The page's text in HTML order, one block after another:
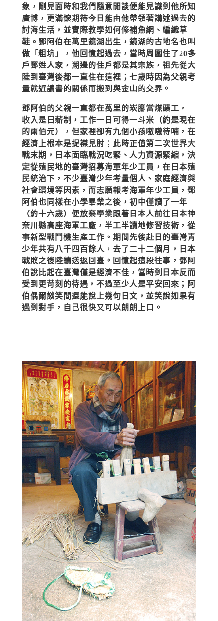
象，剛見面時和我們隨意閒談便能見識到他所知
廣博，更滿懷期待今日能由他帶領著講述過去的
討海生活，並實際教學如何修補魚網、編織草
鞋。鄧阿伯在萬里鏡湖出生，鏡湖的古地名也叫
做「粗坑」，他回憶起過去，當時周圍住了20多
戶鄧姓人家，湖邊的住戶都是其宗族，祖先從大
陸到臺灣後都一直住在這裡；七歲時因為父親考
量就近讀書的關係而搬到與金山的交界。
鄧阿伯的父親一直都在萬里的崁腳當煤礦工，
收入是日薪制，工作一日可得一斗米（約是現在
的兩佰元），但家裡卻有九個小孩嗷嗷待哺，在
經濟上根本是捉襟見肘；此時正值第二次世界大
戰末期，日本面臨戰況吃緊、人力資源緊縮，決
定從殖民地的臺灣招募海軍年少工員，在日本殖
民統治下，不少臺灣少年考量個人、家庭經濟與
社會環境等因素，而志願報考海軍年少工員，鄧
阿伯也同樣在小學畢業之後，初中僅讀了一年
（約十六歲）便放棄學業跟著日本人前往日本神
奈川縣高座海軍工廠，半工半讀地修習技術，從
事新型戰鬥機生產工作。期間先後赴日的臺灣青
少年共有八千四百餘人，去了二十二個月，日本
戰敗之後陸續送返回臺。回憶起這段往事，鄧阿
伯說比起在臺灣僅是經濟不佳，當時到日本反而
受到更苛刻的待遇，不過至少人是平安回來；阿
伯偶爾談笑間還能說上幾句日文，並笑說如果有
遇到對手，自己很快又可以朗朗上口。